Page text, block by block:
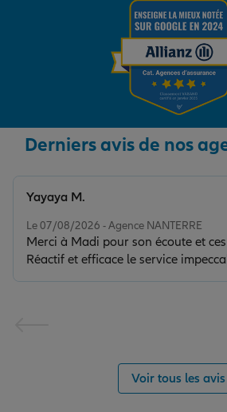
Derniers avis de nos
Le 07/08/2026 - Agence NANTERRE
Merci à Madi pour son écoute et
Réactif et efficace le service
Yayaya M.
Voir tous les avis